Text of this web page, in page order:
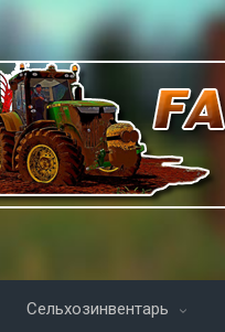
Сельхозинвентарь